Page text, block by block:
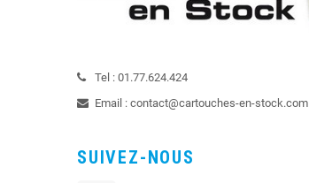
Tel : 01.77.624.424
Email : contact@cartouches-en-stock.com
SUIVEZ-NOUS